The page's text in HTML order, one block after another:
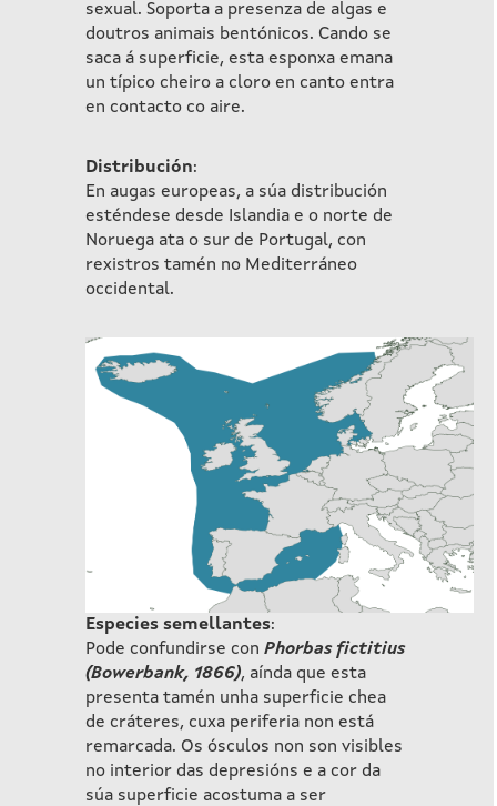
sexual. Soporta a presenza de algas e
doutros animais bentónicos. Cando se
saca á superficie, esta esponxa emana
un típico cheiro a cloro en canto entra
en contacto co aire.
Distribución:
En augas europeas, a súa distribución
esténdese desde Islandia e o norte de
Noruega ata o sur de Portugal, con
rexistros tamén no Mediterráneo
occidental.
Especies semellantes:
Pode confundirse con Phorbas fictitius
(Bowerbank, 1866), aínda que esta
presenta tamén unha superficie chea
de cráteres, cuxa periferia non está
remarcada. Os ósculos non son visibles
no interior das depresións e a cor da
súa superficie acostuma a ser